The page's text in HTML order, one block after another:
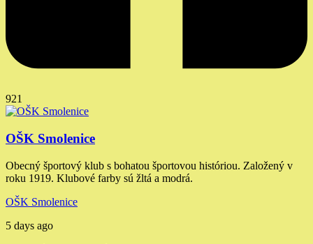
921
OŠK Smolenice
Obecný športový klub s bohatou športovou históriou. Založený v
roku 1919. Klubové farby sú žltá a modrá.
OŠK Smolenice
5 days ago